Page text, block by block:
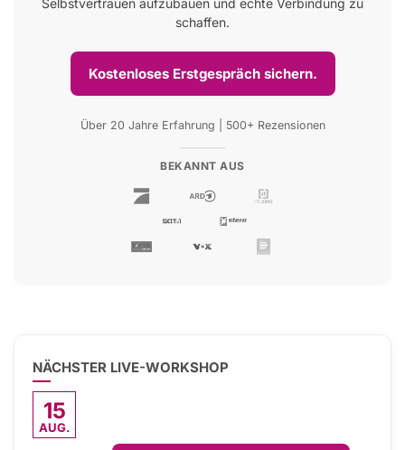
Selbstvertrauen aufzubauen und echte Verbindung zu
schaffen.
Kostenloses Erstgespräch sichern.
Über 20 Jahre Erfahrung | 500+ Rezensionen
BEKANNT AUS
NÄCHSTER LIVE-WORKSHOP
15
AUG.